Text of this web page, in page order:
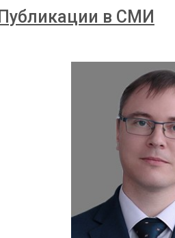
Публикации в СМИ